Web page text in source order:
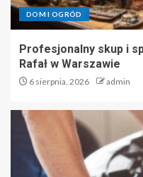
DOM I OGRÓD
Profesjonalny skup i
Rafał w Warszawie
6 sierpnia, 2026 admin